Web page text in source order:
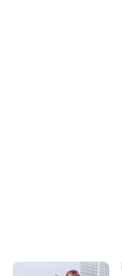
燃のワケ